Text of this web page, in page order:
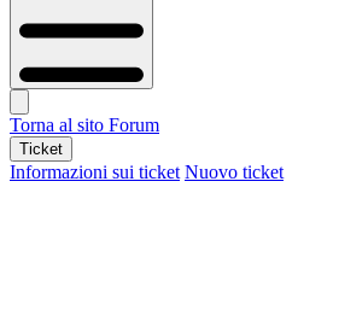
Torna al sito Forum
Ticket
Informazioni sui ticket Nuovo ticket